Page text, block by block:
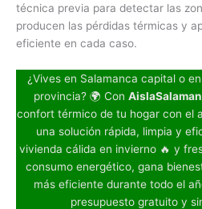
técnica previa para detectar las
producen las pérdidas térmicas y
eficiente en cada caso.
¿Vives en Salamanca capital o
provincia? 🌍 Con
confort térmico de tu hogar con el
una solución rápida, limpia y
vivienda cálida en invierno 🔥 y
consumo energético, gana
más eficiente durante todo el
presupuesto gratuito y